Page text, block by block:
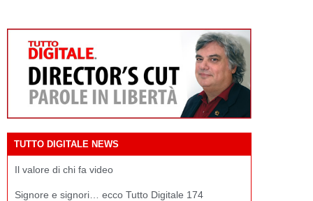
TUTTO DIGITALE NEWS
Il valore di chi fa video
Signore e signori… ecco Tutto Digitale 174